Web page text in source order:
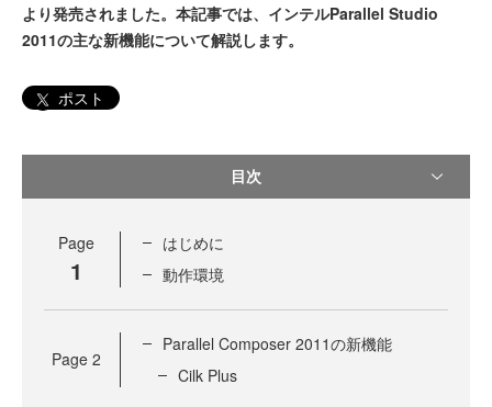
より発売されました。本記事では、インテルParallel Studio
2011の主な新機能について解説します。
ポスト
目次
Page
1
はじめに
動作環境
Page 2
Parallel Composer 2011の新機能
Cilk Plus